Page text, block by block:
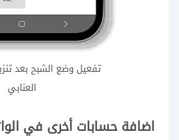
تفعيل وضع الشبح بعد
العنابي
اضافة حسابات أخرى في